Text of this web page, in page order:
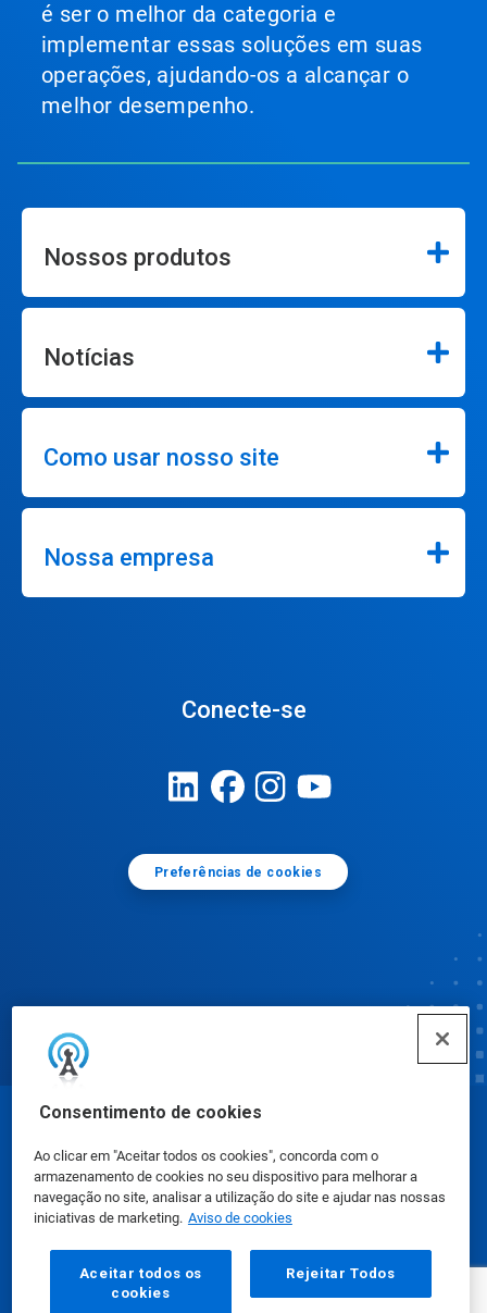
Consentimento de cookies
Ao clicar em "Aceitar todos os cookies", concorda com o
armazenamento de cookies no seu dispositivo para melhorar a
navegação no site, analisar a utilização do site e ajudar nas nossas
iniciativas de marketing. Aviso de cookies
Aceitar todos os
cookies
Rejeitar Todos
é ser o melhor da categoria e
implementar essas soluções em suas
operações, ajudando-os a alcançar o
melhor desempenho.
Nossos produtos
Notícias
Como usar nosso site
Nossa empresa
Conecte-se
Preferências de cookies
Fichas de Informação de Segurança de Produtos
Químicos|Política de Privacidade